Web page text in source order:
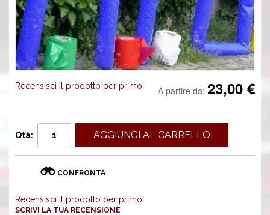
A partire da: 23,00 €
Recensisci il prodotto per primo
Qtà: AGGIUNGI AL CARRELLO
CONFRONTA
Recensisci il prodotto per primo
SCRIVI LA TUA RECENSIONE